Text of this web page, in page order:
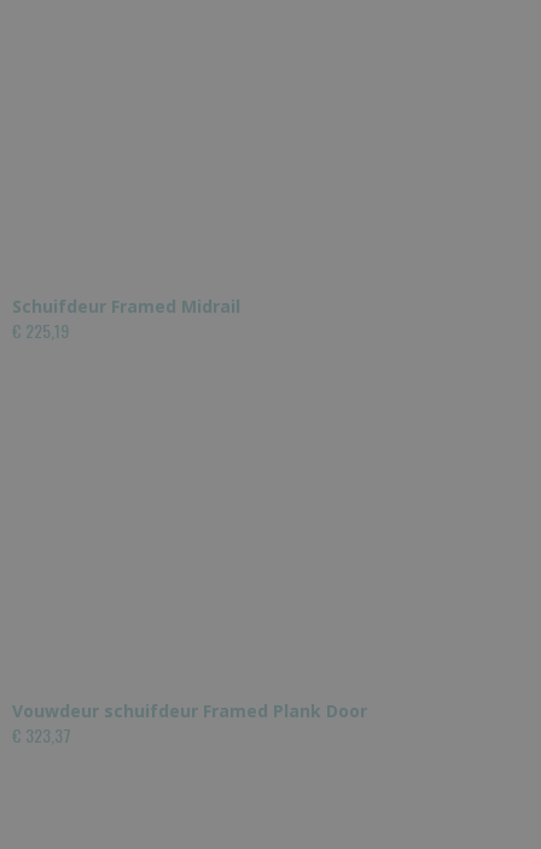
Schuifdeur Framed Midrail
€ 225,19
Vouwdeur schuifdeur Framed Plank Door
€ 323,37